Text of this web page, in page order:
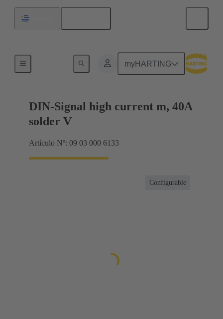
myHARTING
DIN-Signal high current m, 40A
solder V
Artículo Nº: 09 03 000 6133
Configurable